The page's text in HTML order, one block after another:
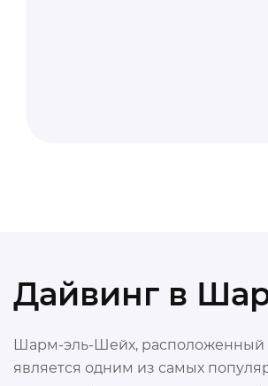
Дайвинг в
Шарм-эль-Шейх, расположенный
является одним из самых